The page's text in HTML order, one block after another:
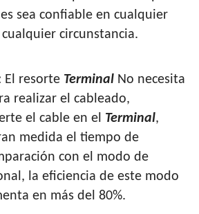
sea confiable en cualquier
circunstancia.
El resorte Terminal No necesita
realizar el cableado,
el cable en el Terminal,
medida el tiempo de
con el modo de
la eficiencia de este modo
en más del 80%.